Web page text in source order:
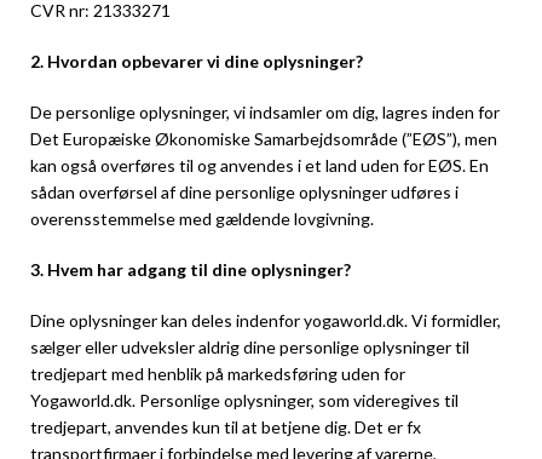
CVR nr: 21333271
2. Hvordan opbevarer vi dine oplysninger?
De personlige oplysninger, vi indsamler om dig, lagres inden for
Det Europæiske Økonomiske Samarbejdsområde (”EØS”), men
kan også overføres til og anvendes i et land uden for EØS. En
sådan overførsel af dine personlige oplysninger udføres i
overensstemmelse med gældende lovgivning.
3. Hvem har adgang til dine oplysninger?
Dine oplysninger kan deles indenfor yogaworld.dk. Vi formidler,
sælger eller udveksler aldrig dine personlige oplysninger til
tredjepart med henblik på markedsføring uden for
Yogaworld.dk. Personlige oplysninger, som videregives til
tredjepart, anvendes kun til at betjene dig. Det er fx
transportfirmaer i forbindelse med levering af varerne,